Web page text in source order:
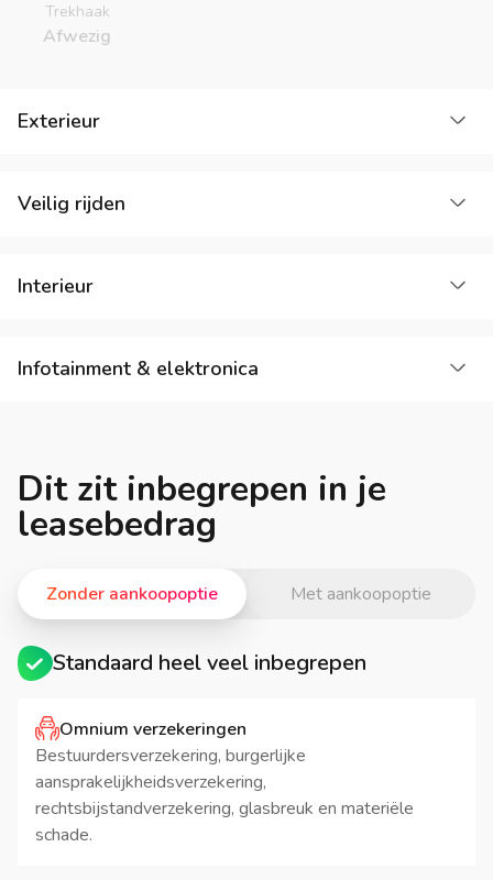
Trekhaak
Afwezig
Exterieur
Veilig rijden
Interieur
Infotainment & elektronica
Dit zit inbegrepen in je
leasebedrag
Met aankoopoptie
Zonder aankoopoptie
Standaard heel veel inbegrepen
Omnium verzekeringen
Bestuurdersverzekering, burgerlijke
aansprakelijkheidsverzekering,
rechtsbijstandverzekering, glasbreuk en materiële
schade.